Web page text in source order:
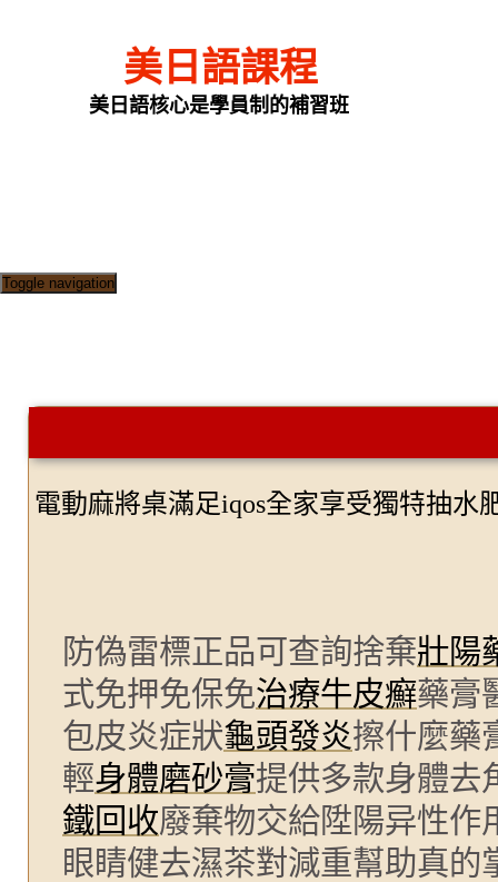
Toggle navigation
美日語課程
美日語核心是學員制的補習班
電動麻將桌滿足iqos全家享受獨特抽水
防偽雷標正品可查詢捨棄壯陽
式免押免保免治療牛皮癬藥膏
包皮炎症狀龜頭發炎擦什麼藥
輕身體磨砂膏提供多款身體去
鐵回收廢棄物交給陞陽异性作
眼睛健去濕茶對減重幫助真的